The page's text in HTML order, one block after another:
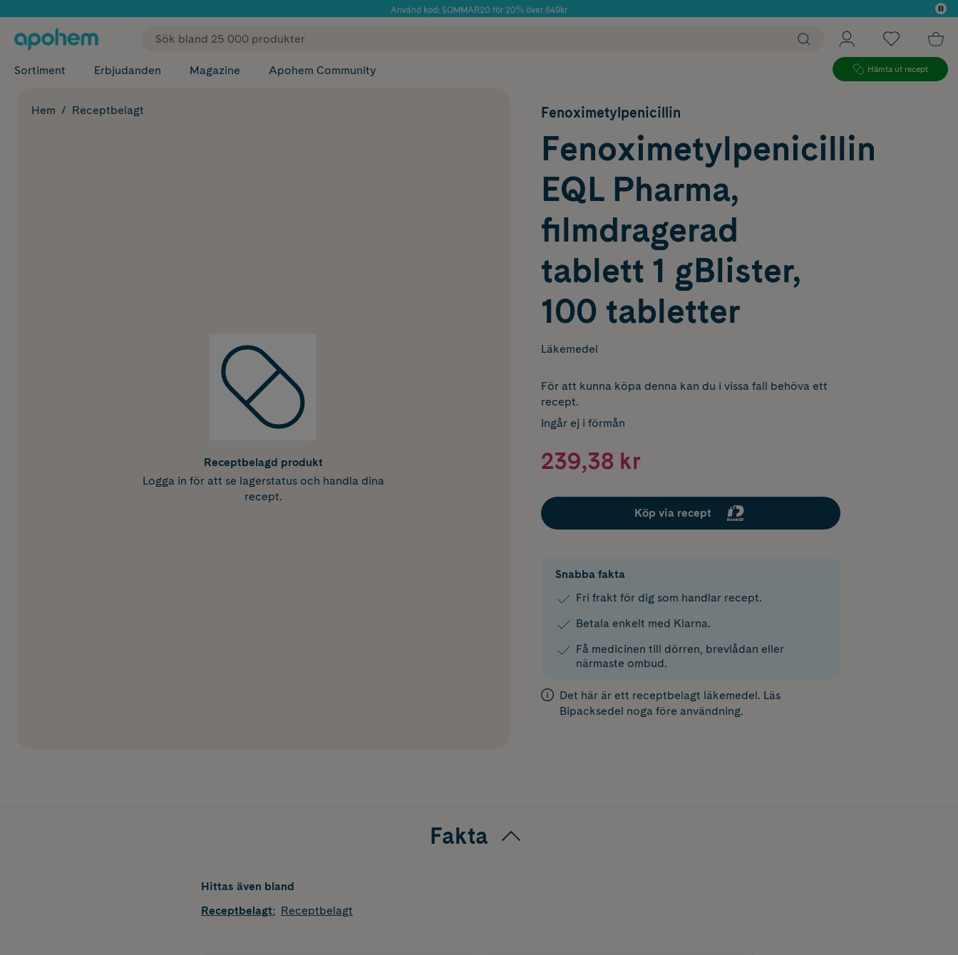
Använd kod: SOMMAR20 för 20% över 649kr
✓ Fri frakt
Sortiment Erbjudanden Magazine Apohem Community Hämta ut recept
Hem Receptbelagt
Receptbelagd produkt
Logga in för att se lagerstatus och handla dina
recept.
Fenoximetylpenicillin
Fenoximetylpenicillin
EQL Pharma,
filmdragerad
tablett 1 gBlister,
100 tabletter
Läkemedel
För att kunna köpa denna kan du i vissa fall behöva ett
recept.
Ingår ej i förmån
239,38 kr
Köp via recept
Snabba fakta
Fri frakt för dig som handlar recept.
Betala enkelt med Klarna.
Få medicinen till dörren, brevlådan eller
närmaste ombud.
Det här är ett receptbelagt läkemedel. Läs
Bipacksedel noga före användning.
Fakta
Hittas även bland
Receptbelagt: Receptbelagt